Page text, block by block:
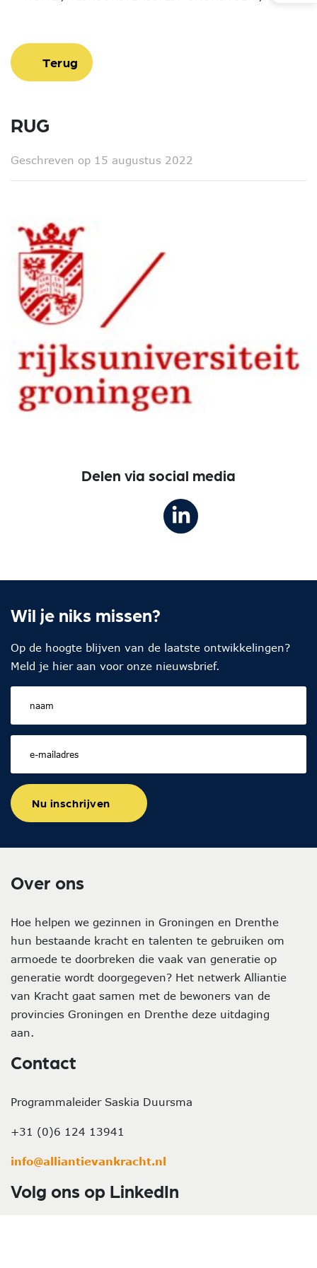
Terug
RUG
Geschreven op 15 augustus 2022
Delen via social media
Wil je niks missen?
Op de hoogte blijven van de laatste ontwikkelingen?
Meld je hier aan voor onze nieuwsbrief.
Nu inschrijven
Over ons
Hoe helpen we gezinnen in Groningen en Drenthe
hun bestaande kracht en talenten te gebruiken om
armoede te doorbreken die vaak van generatie op
generatie wordt doorgegeven? Het netwerk Alliantie
van Kracht gaat samen met de bewoners van de
provincies Groningen en Drenthe deze uitdaging
aan.
Contact
Programmaleider Saskia Duursma
+31 (0)6 124 13941
info@alliantievankracht.nl
Volg ons op LinkedIn